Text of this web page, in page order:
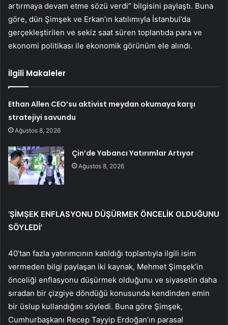
artırmaya devam etme sözü verdi” bilgisini paylaştı. Buna
göre, dün Şimşek ve Erkan’ın katılımıyla İstanbul’da
gerçekleştirilen ve sekiz saat süren toplantıda para ve
ekonomi politikası ile ekonomik görünüm ele alındı.
İlgili Makaleler
Ethan Allen CEO’su aktivist meydan okumaya karşı
stratejiyi savundu
Ağustos 8, 2026
Çin’de Yabancı Yatırımlar Artıyor
Ağustos 8, 2026
‘ŞİMŞEK ENFLASYONU DÜŞÜRMEK ÖNCELİK OLDUĞUNU
SÖYLEDİ’
40’tan fazla yatırımcının katıldığı toplantıyla ilgili isim
vermeden bilgi paylaşan iki kaynak, Mehmet Şimşek’in
önceliği enflasyonu düşürmek olduğunu ve siyasetin daha
sıradan bir çizgiye döndüğü konusunda kendinden emin
bir üslup kullandığını söyledi. Buna göre Şimşek,
Cumhurbaşkanı Recep Tayyip Erdoğan’ın parasal